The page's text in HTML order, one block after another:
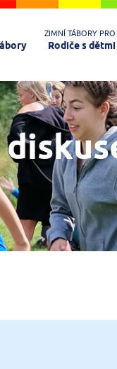
ZIMNÍ TÁBORY PRO
Rodiče s dětmi